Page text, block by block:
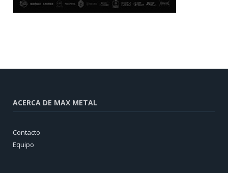
ACERCA DE MAX METAL
Contacto
Equipo